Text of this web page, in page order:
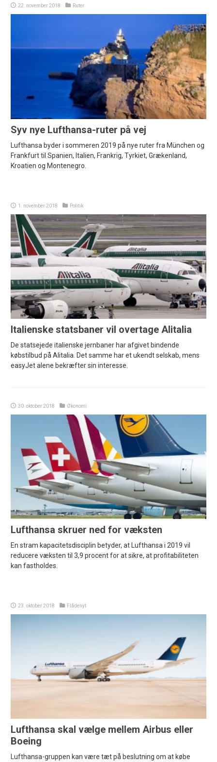
22. november 2018 Ruter
Syv nye Lufthansa-ruter på vej
Lufthansa byder i sommeren 2019 på nye ruter fra München og
Frankfurt til Spanien, Italien, Frankrig, Tyrkiet, Grækenland,
Kroatien og Montenegro.
1. november 2018 Politik
Italienske statsbaner vil overtage Alitalia
De statsejede italienske jernbaner har afgivet bindende
købstilbud på Alitalia. Det samme har et ukendt selskab, mens
easyJet alene bekræfter sin interesse.
30. oktober 2018 Økonomi
Lufthansa skruer ned for væksten
En stram kapacitetsdisciplin betyder, at Lufthansa i 2019 vil
reducere væksten til 3,9 procent for at sikre, at profitabiliteten
kan fastholdes.
23. oktober 2018 Flådenyt
Lufthansa skal vælge mellem Airbus eller
Boeing
Lufthansa-gruppen kan være tæt på beslutning om at købe